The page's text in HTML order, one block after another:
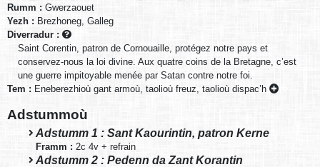
Rumm : Gwerzaouet
Yezh : Brezhoneg, Galleg
Diverradur :
Saint Corentin, patron de Cornouaille, protégez notre pays et
conservez-nous la loi divine. Aux quatre coins de la Bretagne, c’est
une guerre impitoyable menée par Satan contre notre foi.
Tem : Eneberezhioù gant armoù, taolioù freuz, taolioù dispac’h
Adstummoù
Adstumm 1 : Sant Kaourintin, patron Kerne
Framm : 2c 4v + refrain
Adstumm 2 : Pedenn da Zant Korantin